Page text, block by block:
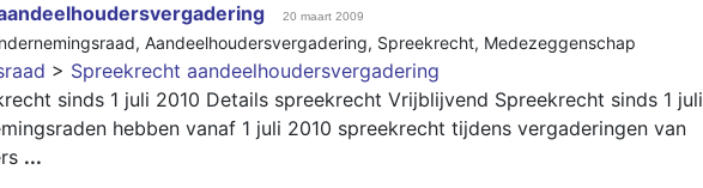
20 maart 2009
, Aandeelhoudersvergadering, Spreekrecht, Medezeggenschap
> Spreekrecht aandeelhoudersvergadering
sinds 1 juli 2010 Details spreekrecht Vrijblijvend Spreekrecht sinds 1 juli
hebben vanaf 1 juli 2010 spreekrecht tijdens vergaderingen van
...